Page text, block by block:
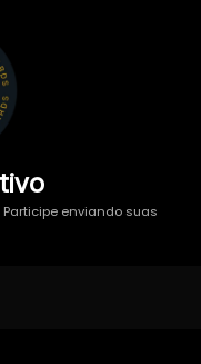
enviando suas